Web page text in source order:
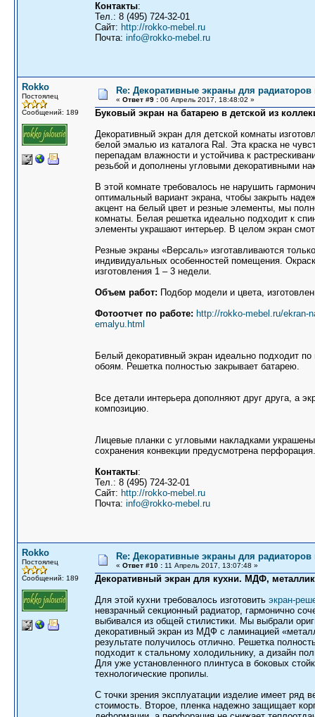
Контакты:
Тел.: 8 (495) 724-32-01
Сайт: http://rokko-mebel.ru
Почта: info@rokko-mebel.ru
Rokko
Постоялец
Сообщений: 189
Re: Декоративные экраны для радиаторов
« Ответ #9 : 06 Апрель 2017, 18:48:02 »
Буковый экран на батарею в детской из
Декоративный экран для детской комнаты
белой эмалью из каталога Ral. Эта краска не
перепадам влажности и устойчива к
резьбой и дополнены угловыми декоративными
В этой комнате требовалось не нарушить
оптимальный вариант экрана, чтобы закрыть
акцент на белый цвет и резные элементы, мы
комнаты. Белая решетка идеально подходит к
элементы украшают интерьер. В целом экран
Резные экраны «Версаль» изготавливаются
индивидуальных особенностей помещения.
изготовления 1 – 3 недели.
Объем работ: Подбор модели и цвета,
Фотоотчет по работе: http://rokko-mebel.ru/ekran-
emalyu.html
Белый декоративный экран идеально подходит
обоям. Решетка полностью закрывает батарею.
Все детали интерьера дополняют друг друга, а
композицию.
Лицевые планки с угловыми накладками
сохранения конвекции предусмотрена перфорация.
Контакты:
Тел.: 8 (495) 724-32-01
Сайт: http://rokko-mebel.ru
Почта: info@rokko-mebel.ru
Rokko
Постоялец
Сообщений: 189
Re: Декоративные экраны для радиаторов
« Ответ #10 : 11 Апрель 2017, 13:07:48 »
Декоративный экран для кухни. МДФ,
Для этой кухни требовалось изготовить экран-
невзрачный секционный радиатор, гармонично
выбивался из общей стилистики. Мы выбрали
декоративный экран из МДФ с ламинацией
результате получилось отлично. Решетка
подходит к стальному холодильнику, а дизайн
Для уже установленного плинтуса в боковых
технологические пропилы.
С точки зрения эксплуатации изделие имеет ряд
стоимость. Второе, пленка надежно защищает